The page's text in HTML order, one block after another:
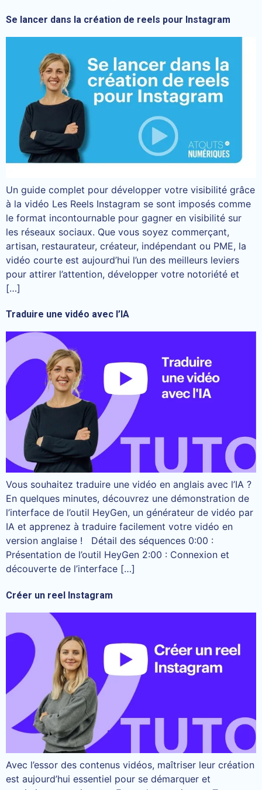
Se lancer dans la création de reels pour Instagram
Un guide complet pour développer votre visibilité grâce
à la vidéo Les Reels Instagram se sont imposés comme
le format incontournable pour gagner en visibilité sur
les réseaux sociaux. Que vous soyez commerçant,
artisan, restaurateur, créateur, indépendant ou PME, la
vidéo courte est aujourd’hui l’un des meilleurs leviers
pour attirer l’attention, développer votre notoriété et
[…]
Traduire une vidéo avec l’IA
Vous souhaitez traduire une vidéo en anglais avec l’IA ?
En quelques minutes, découvrez une démonstration de
l’interface de l’outil HeyGen, un générateur de vidéo par
IA et apprenez à traduire facilement votre vidéo en
version anglaise ! Détail des séquences 0:00 :
Présentation de l’outil HeyGen 2:00 : Connexion et
découverte de l’interface […]
Créer un reel Instagram
Avec l’essor des contenus vidéos, maîtriser leur création
est aujourd’hui essentiel pour se démarquer et